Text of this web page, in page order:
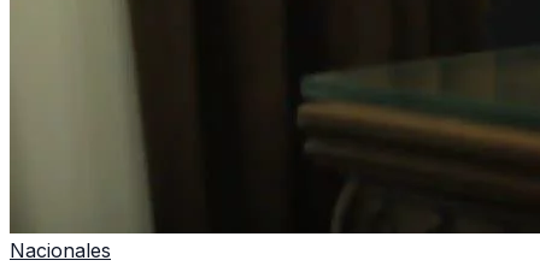
Nacionales